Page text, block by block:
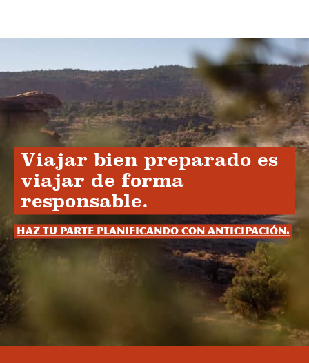
Viajar bien preparado es
viajar de forma
responsable.
Haz tu parte planificando con anticipación.